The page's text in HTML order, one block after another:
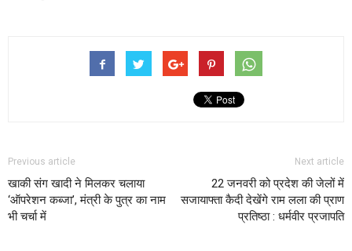
Previous article
खाकी संग खादी ने मिलकर चलाया
‘ऑपरेशन कब्जा’, मंत्री के पुत्र का नाम
भी चर्चा में
Next article
22 जनवरी को प्रदेश की जेलों में
सजायाफ्ता कैदी देखेंगे राम लला की प्राण
प्रतिष्ठा : धर्मवीर प्रजापति